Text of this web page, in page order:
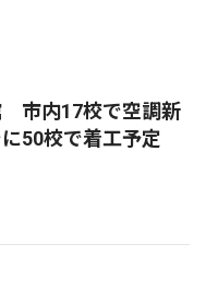
市内17校で空調新
50校で着工予定